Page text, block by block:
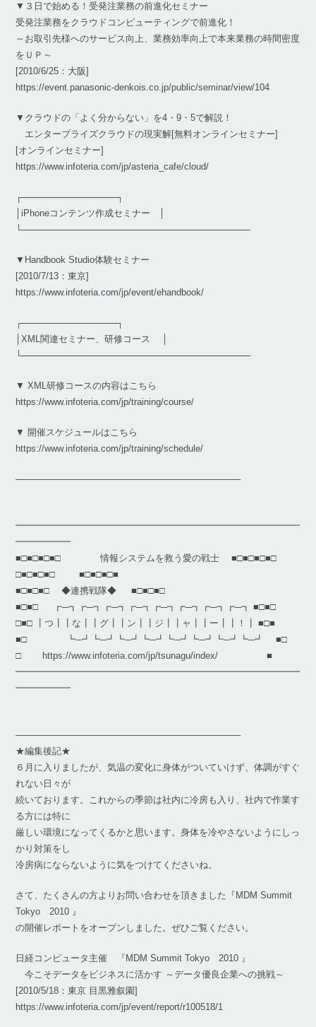
▼３日で始める！受発注業務の前進化セミナー
受発注業務をクラウドコンピューティングで前進化！
～お取引先様へのサービス向上、業務効率向上で本来業務の時間密度
をＵＰ～
[2010/6/25：大阪]
https://event.panasonic-denkois.co.jp/public/seminar/view/104
▼クラウドの「よく分からない」を4・9・5で解説！
エンタープライズクラウドの現実解[無料オンラインセミナー]
[オンラインセミナー]
https://www.infoteria.com/jp/asteria_cafe/cloud/
┌───────────────┐
│iPhoneコンテンツ作成セミナー │
└────────────────────────────────────
▼Handbook Studio体験セミナー
[2010/7/13：東京]
https://www.infoteria.com/jp/event/ehandbook/
┌───────────────┐
│XML関連セミナー、研修コース │
└────────────────────────────────────
▼ XML研修コースの内容はこちら
https://www.infoteria.com/jp/training/course/
▼ 開催スケジュールはこちら
https://www.infoteria.com/jp/training/schedule/
————————————————————————–
━━━━━━━━━━━━━━━━━━━━━━━━━━━━━━━
━━━━━━
■□■□■□■□ 情報システムを救う愛の戦士 ■□■□■□■□
□■□■□■□ ■□■□■□■
■□■□■□ ◆連携戦隊◆ ■□■□■□
■□■□ ┏─┓┏─┓┏─┓┏─┓┏─┓┏─┓┏─┓┏─┓ ■□■□
□■□ ┃つ┃┃な┃┃グ┃┃ン┃┃ジ┃┃ャ┃┃ー┃┃！┃ ■□■
■□ ┗─┛┗─┛┗─┛┗─┛┗─┛┗─┛┗─┛┗─┛ ■□
□ https://www.infoteria.com/jp/tsunagu/index/ ■
━━━━━━━━━━━━━━━━━━━━━━━━━━━━━━━
━━━━━━
————————————————————————–
★編集後記★
６月に入りましたが、気温の変化に身体がついていけず、体調がすぐ
れない日々が
続いております。これからの季節は社内に冷房も入り、社内で作業す
る方には特に
厳しい環境になってくるかと思います。身体を冷やさないようにしっ
かり対策をし
冷房病にならないように気をつけてくださいね。
さて、たくさんの方よりお問い合わせを頂きました『MDM Summit
Tokyo 2010 』
の開催レポートをオープンしました。ぜひご覧ください。
日経コンピュータ主催 『MDM Summit Tokyo 2010 』
今こそデータをビジネスに活かす ～データ優良企業への挑戦～
[2010/5/18：東京 目黒雅叙園]
https://www.infoteria.com/jp/event/report/r100518/1